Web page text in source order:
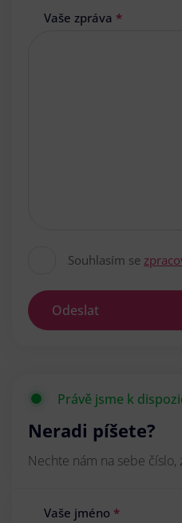
Vaše zpráva *
Souhlasím se
Odeslat
Právě jsme k
Neradi píšete?
Nechte nám na sebe číslo,
Vaše jméno *